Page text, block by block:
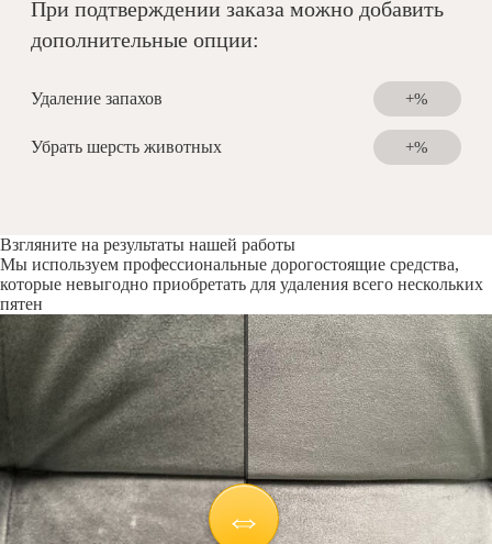
При подтверждении заказа можно добавить
дополнительные опции:
Удаление запахов +%
Убрать шерсть животных +%
Взгляните на результаты нашей работы
Мы используем профессиональные дорогостоящие средства,
которые невыгодно приобретать для удаления всего нескольких
пятен